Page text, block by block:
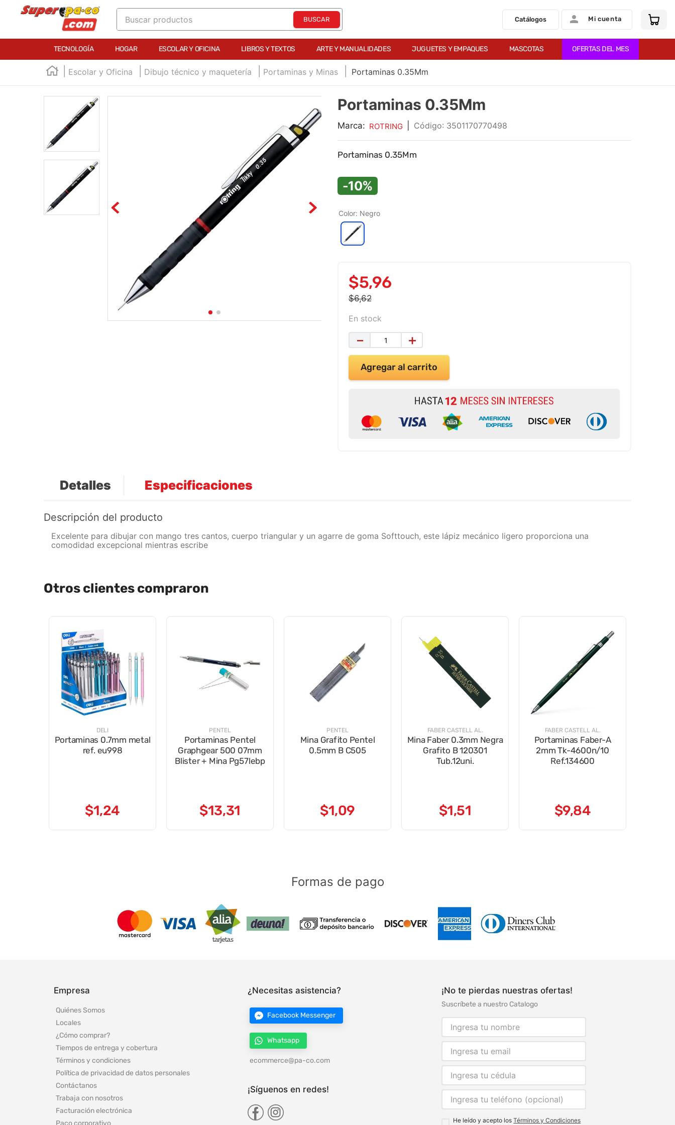
Buscar productos
Catálogos Mi cuenta
TECNOLOGÍA HOGAR ESCOLAR Y OFICINA LIBROS Y TEXTOS ARTE Y MANUALIDADES JUGUETES Y EMPAQUES MASCOTAS OFERTAS DEL MES
Escolar y Oficina Dibujo técnico y maquetería Portaminas y Minas Portaminas 0.35Mm
Portaminas 0.35Mm
Marca: ROTRING : 3501170770498
Portaminas 0.35Mm
-10%
Color: Negro
$5,96
$6,62
En stock
＋
－
Agregar al carrito
Detalles Especificaciones
Descripción del producto
Excelente para dibujar con mango tres cantos, cuerpo triangular y un agarre de goma Softtouch, este lápiz mecánico ligero proporciona una
comodidad excepcional mientras escribe
Otros clientes compraron
DELI
Portaminas 0.7mm metal
ref. eu998
$1,24
PENTEL
Portaminas Pentel
Graphgear 500 07mm
Blister + Mina Pg57lebp
$13,31
PENTEL
Mina Grafito Pentel
0.5mm B C505
$1,09
FABER CASTELL AL.
Mina Faber 0.3mm Negra
Grafito B 120301
Tub.12uni.
$1,51
FABER CASTELL AL.
Portaminas Faber-A
2mm Tk-4600n/10
Ref.134600
$9,84
Formas de pago
Empresa
Quiénes Somos
Locales
¿Cómo comprar?
Tiempos de entrega y cobertura
Términos y condiciones
Política de privacidad de datos personales
Contáctanos
Trabaja con nosotros
Facturación electrónica
Paco corporativo
¿Necesitas asistencia?
Facebook Messenger
Whatsapp
ecommerce@pa-co.com
¡Síguenos en redes!
¡No te pierdas nuestras ofertas!
Suscríbete a nuestro Catalogo
He leído y acepto losTérminos y Condiciones
TÉRMINOS MÁS BUSCADOS
2.
marcador e300